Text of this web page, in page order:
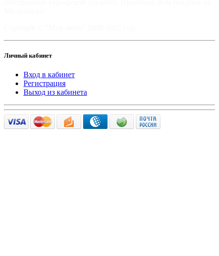
Личный кабинет
Вход в кабинет
Регистрация
Выход из кабинета